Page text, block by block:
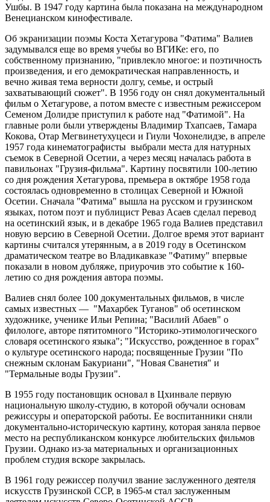
Ушбы. В 1947 году картина была показана на международном
Венецианском кинофестивале.
Об экранизации поэмы Коста Хетагурова "Фатима" Валиев
задумывался еще во время учебы во ВГИКе: его, по
собственному признанию, "привлекло многое: и поэтичность
произведения, и его демократическая направленность, и
вечно живая тема верности долгу, семье, и острый
захватывающий сюжет". В 1956 году он снял документальный
фильм о Хетагурове, а потом вместе с известным режиссером
Семеном Долидзе приступил к работе над "Фатимой". На
главные роли были утверждены Владимир Тхапсаев, Тамара
Кокова, Отар Мегвинетухуцеси и Гиули Чохонелидзе, в апреле
1957 года кинематографисты выбрали места для натурных
съемок в Северной Осетии, а через месяц началась работа в
павильонах "Грузия-фильма". Картину посвятили 100-летию
со дня рождения Хетагурова, премьера в октябре 1958 года
состоялась одновременно в столицах Северной и Южной
Осетии. Сначала "Фатима" вышла на русском и грузинском
языках, потом поэт и публицист Реваз Асаев сделал перевод
на осетинский язык, и в декабре 1965 года Валиев представил
новую версию в Северной Осетии. Долгое время этот вариант
картины считался утерянным, а в 2019 году в Осетинском
драматическом театре во Владикавказе "Фатиму" впервые
показали в новом дубляже, приурочив это событие к 160-
летию со дня рождения автора поэмы.
Валиев снял более 100 документальных фильмов, в числе
самых известных — "Махарбек Туганов" об осетинском
художнике, ученике Ильи Репина; "Василий Абаев" о
филологе, авторе пятитомного "Историко-этимологического
словаря осетинского языка"; "Искусство, рожденное в горах"
о культуре осетинского народа; посвященные Грузии "По
снежным склонам Бакуриани", "Новая Сванетия" и
"Термальные воды Грузии".
В 1955 году постановщик основал в Цхинвале первую
национальную школу-студию, в которой обучали основам
режиссуры и операторской работы. Ее воспитанники сняли
документально-историческую картину, которая заняла первое
место на республиканском конкурсе любительских фильмов
Грузии. Однако из-за материальных и организационных
проблем студия вскоре закрылась.
В 1961 году режиссер получил звание заслуженного деятеля
искусств Грузинской ССР, в 1965-м стал заслуженным